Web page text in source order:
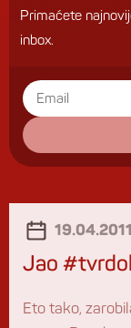
Primaćete
inbox.
Jao
Eto tako,